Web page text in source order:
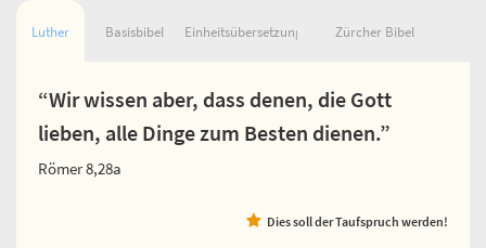
Luther Basisbibel Einheitsübersetzung Zürcher Bibel
“Wir wissen aber, dass denen, die Gott
lieben, alle Dinge zum Besten dienen.”
Römer 8,28a
Dies soll der Taufspruch werden!